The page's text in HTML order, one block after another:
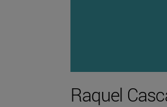
Raquel